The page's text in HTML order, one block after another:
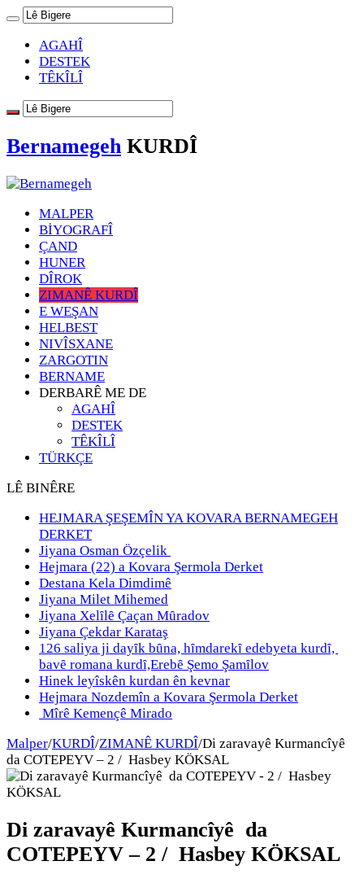
AGAHÎ
DESTEK
TÊKÎLÎ
Bernamegeh KURDÎ
MALPER
BİYOGRAFÎ
ÇAND
HUNER
DÎROK
ZIMANÊ KURDÎ
E WEŞAN
HELBEST
NIVÎSXANE
ZARGOTIN
BERNAME
DERBARÊ ME DE
AGAHÎ
DESTEK
TÊKÎLÎ
TÜRKÇE
LÊ BINÊRE
HEJMARA ŞEŞEMÎN YA KOVARA BERNAMEGEH
DERKET
Jiyana Osman Özçelik
Hejmara (22) a Kovara Şermola Derket
Destana Kela Dimdimê
Jiyana Milet Mihemed
Jiyana Xelȋlȇ Çaçan Mȗradov
Jiyana Çekdar Karataş
126 saliya ji dayȋk bȗna, hȋmdarekȋ edebyeta kurdȋ,
bavȇ romana kurdȋ,Erebȇ Şemo Şamȋlov
Hinek leyîskên kurdan ên kevnar
Hejmara Nozdemîn a Kovara Şermola Derket
Mîrê Kemençê Mirado
Malper/KURDÎ/ZIMANÊ KURDÎ/Di zaravayê Kurmancîyê
da COTEPEYV – 2 / Hasbey KÖKSAL
Di zaravayê Kurmancîyê da
COTEPEYV – 2 / Hasbey KÖKSAL